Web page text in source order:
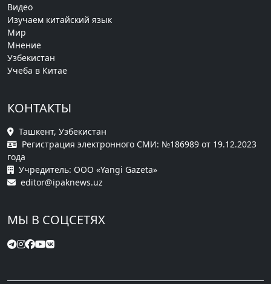
Видео
Изучаем китайский язык
Мир
Мнение
Узбекистан
Учеба в Китае
КОНТАКТЫ
Ташкент, Узбекистан
Регистрация электронного СМИ: №186989 от 19.12.2023
года
Учредитель: ООО «Yangi Gazeta»
editor@ipaknews.uz
МЫ В СОЦСЕТЯХ